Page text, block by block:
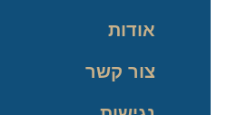
אודות
צור קשר